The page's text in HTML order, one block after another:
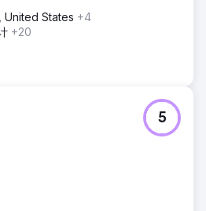
United States +4
+20
5